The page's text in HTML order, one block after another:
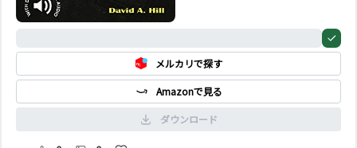
メルカリで探す
Amazonで見る
ダウンロード